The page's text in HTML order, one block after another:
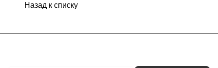
Назад к списку